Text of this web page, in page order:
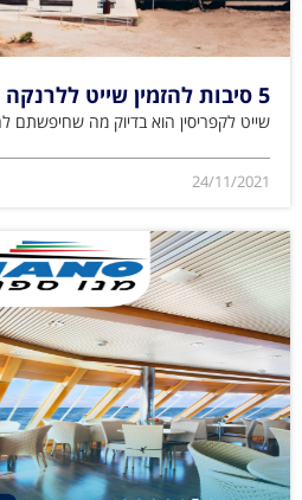
5 סיבות להזמין שייט ללרנקה
שייט לקפריסין הוא בדיוק מה שחיפשתם
24/11/2021